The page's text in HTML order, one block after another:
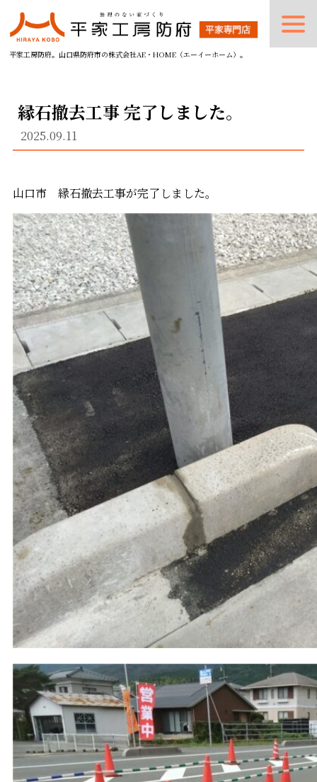
平家工房防府。山口県防府市の株式会社AE・HOME（エーイーホーム）。
縁石撤去工事 完了しました。
2025.09.11
山口市 縁石撤去工事が完了しました。